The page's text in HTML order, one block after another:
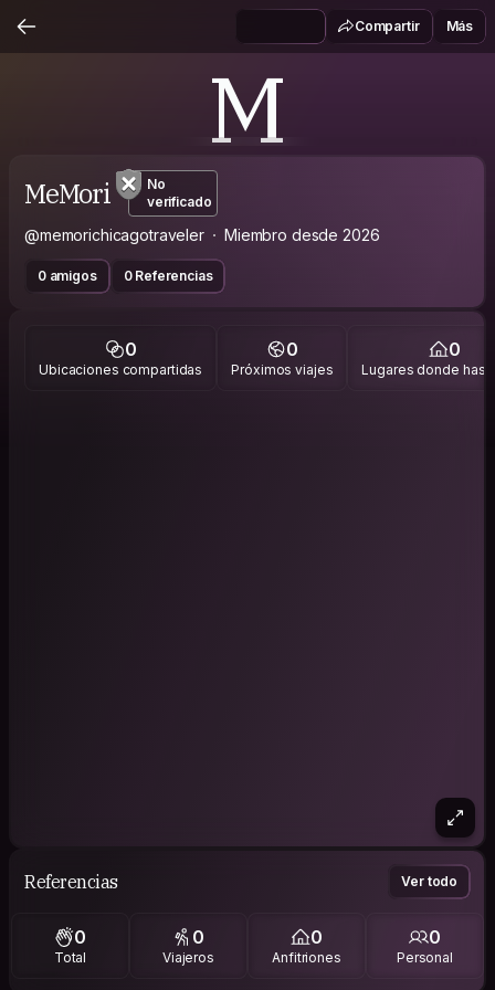
Compartir Más
M
MeMori
No
verificado
@memorichicagotraveler Miembro desde 2026
0 amigos 0 Referencias
0
Ubicaciones compartidas
0
Próximos viajes
0
Lugares donde has
Referencias Ver todo
0
Total
0
Viajeros
0
Anfitriones
0
Personal